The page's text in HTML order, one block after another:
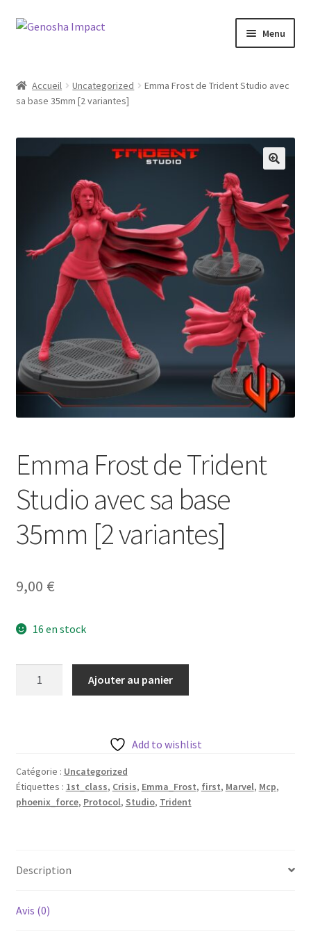
Aller
navigation
Aller
Menu
Cart
Checkout
Wishlist
Accueil Uncategorized
Emma Frost de Trident Studio avec
sa base 35mm [2 variantes]
Emma Frost de Trident
Studio avec sa base
35mm [2 variantes]
9,00 €
16 en stock
Studio
avec
sa
[2
variantes]
Ajouter au panier
Add to wishlist
Catégorie : Uncategorized
Étiquettes : 1st_class, Crisis, Emma_Frost, first, Marvel, Mcp,
phoenix_force, Protocol, Studio, Trident
Description
Avis (0)